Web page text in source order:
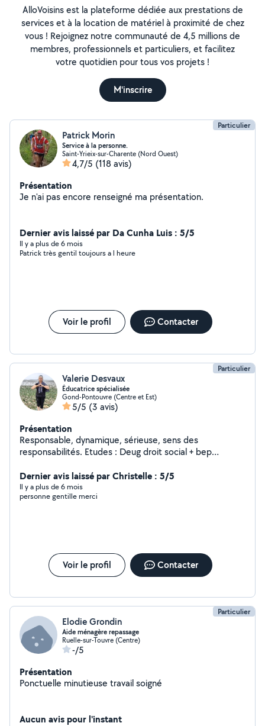
AlloVoisins est la plateforme dédiée aux prestations de
services et à la location de matériel à proximité de chez
vous ! Rejoignez notre communauté de 4,5 millions de
membres, professionnels et particuliers, et facilitez
votre quotidien pour tous vos projets !
M'inscrire
Particulier
Patrick Morin
Service à la personne.
Saint-Yrieix-sur-Charente (Nord Ouest)
4,7/5 (118 avis)
Présentation
Je n'ai pas encore renseigné ma présentation.
Dernier avis laissé par Da Cunha Luis : 5/5
Il y a plus de 6 mois
Patrick très gentil toujours a l heure
Voir le profil Contacter
Particulier
Valerie Desvaux
Éducatrice spécialisée
Gond-Pontouvre (Centre et Est)
5/5 (3 avis)
Présentation
Responsable, dynamique, sérieuse, sens des
responsabilités. Etudes : Deug droit social + bep
bureau + bac gestion administratif, MONITEUR
EDUCATEUR ET DEME (éducatrice spécialisée en
Gendarmerie actuellement en poste) En début de
Dernier avis laissé par Christelle : 5/5
Il y a plus de 6 mois
personne gentille merci
Voir le profil Contacter
Particulier
Elodie Grondin
Aide ménagère repassage
Ruelle-sur-Touvre (Centre)
-/5
Présentation
Ponctuelle minutieuse travail soigné
Aucun avis pour l'instant